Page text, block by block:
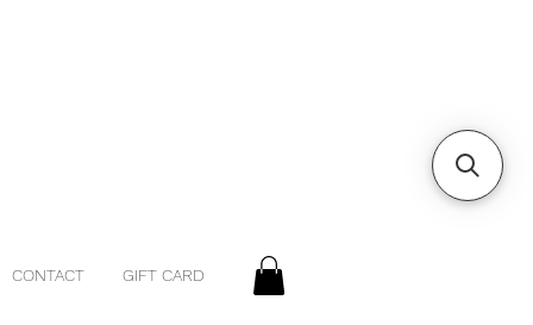
CONTACT GIFT CARD